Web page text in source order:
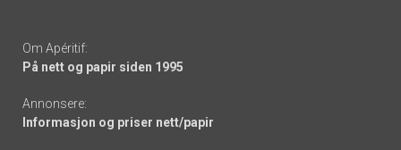
Om Apéritif:
På nett og papir siden 1995
Annonsere:
Informasjon og priser nett/papir